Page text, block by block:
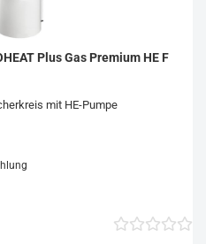
Plus Gas Premium HE F
mit HE-Pumpe